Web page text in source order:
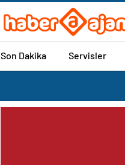
Son Dakika Servisler